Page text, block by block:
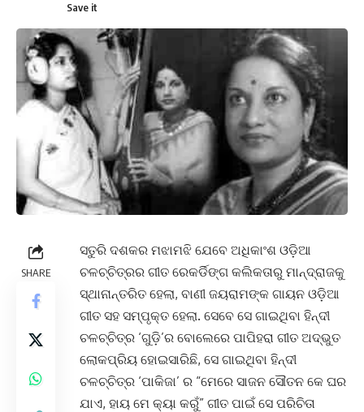
SHARE
ସତୁରି ଦଶକର ମଝାମଝି ଯେବେ ଅଧିକାଂଶ ଓଡ଼ିଆ
ଚଳଚ୍ଚିତ୍ରର ଗୀତ ରେକର୍ଡିଙ୍ଗ କଲିକତାରୁ ମାନ୍ଦ୍ରାଜକୁ
ସ୍ଥାନାନ୍ତରିତ ହେଲା, ବାଣୀ ଜୟରାମଙ୍କ ଗାୟନ ଓଡ଼ିଆ
ଗୀତ ସହ ସମ୍ପୃକ୍ତ ହେଲା. ସେବେ ସେ ଗାଇଥିବା ହିନ୍ଦୀ
ଚଳଚ୍ଚିତ୍ର ‘ଗୁଡ଼ି’ର ବୋଲେରେ ପାପିହରା ଗୀତ ଅଦ୍ଭୁତ
ଲୋକପ୍ରିୟ ହୋଇସାରିଛି, ସେ ଗାଇଥିବା ହିନ୍ଦୀ
ଚଳଚ୍ଚିତ୍ର ‘ପାକିଜା’ ର “ମେରେ ସାଜନ ସୌତନ କେ ଘର
ଯାଏ, ହାୟ ମେ କ୍ୟା କରୁଁ” ଗୀତ ପାଇଁ ସେ ପରିଚିତା